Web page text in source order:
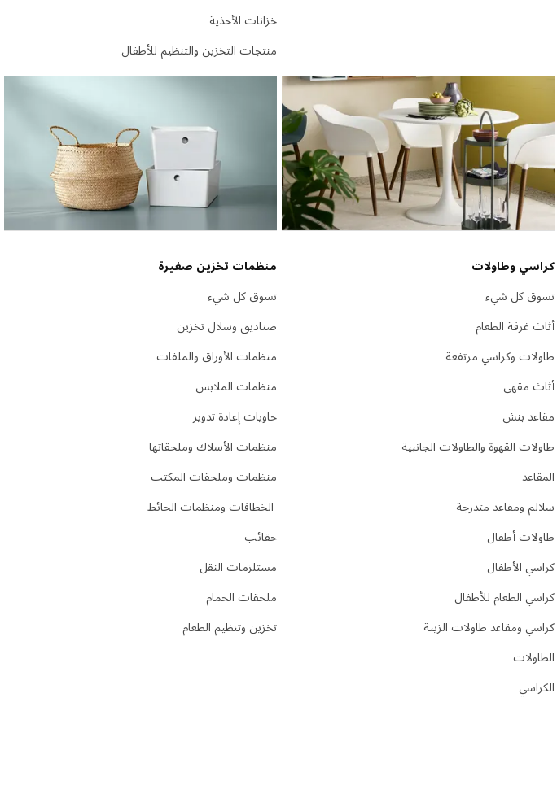
خزانات الأحذية
منتجات التخزين والتنظيم للأطفال
كراسي وطاولات
تسوق كل شيء
أثاث غرفة الطعام
طاولات وكراسي مرتفعة
أثاث مقهى
مقاعد بنش
طاولات القهوة والطاولات الجانبية
المقاعد
سلالم ومقاعد متدرجة
طاولات أطفال
كراسي الأطفال
كراسي الطعام للأطفال
كراسي ومقاعد طاولات الزينة
الطاولات
الكراسي
منظمات تخزين صغيرة
تسوق كل شيء
صناديق وسلال تخزين
منظمات الأوراق والملفات
منظمات الملابس
حاويات إعادة تدوير
منظمات الأسلاك وملحقاتها
منظمات وملحقات المكتب
الخطافات ومنظمات الحائط
حقائب
مستلزمات النقل
ملحقات الحمام
تخزين وتنظيم الطعام